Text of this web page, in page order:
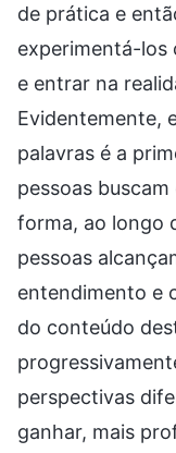
de prática e
experimentá-los
e entrar na
Evidentemente,
palavras é a
pessoas
forma, ao longo
pessoas
entendimento e
do conteúdo
perspectivas
ganhar, mais